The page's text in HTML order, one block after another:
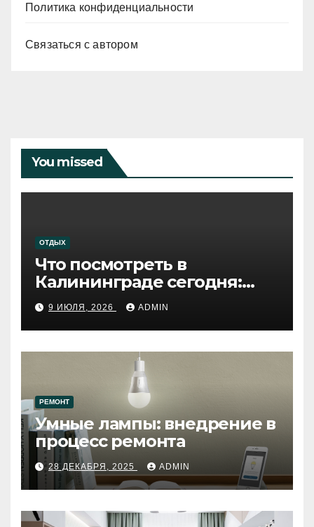
Политика конфиденциальности
Связаться с автором
You missed
ОТДЫХ
Что посмотреть в
Калининграде сегодня:
путеводитель по самому
западному городу России
9 ИЮЛЯ, 2026 ADMIN
РЕМОНТ
Умные лампы: внедрение в
процесс ремонта
28 ДЕКАБРЯ, 2025 ADMIN